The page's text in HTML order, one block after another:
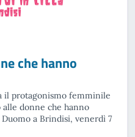
che hanno
il protagonismo femminile
donne che hanno
a Brindisi, venerdì 7